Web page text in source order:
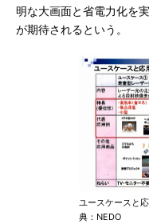
明な大画面と省電力化を
が期待されるという。
ユースケースと
典：NEDO